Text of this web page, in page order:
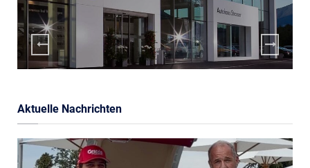
Aktuelle Nachrichten